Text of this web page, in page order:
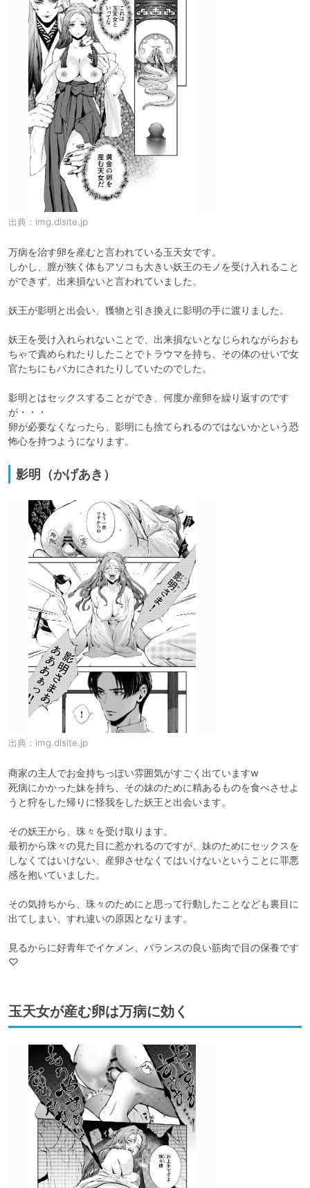
出典： img.dlsite.jp
万病を治す卵を産むと言われている玉天女です。
しかし、膣が狭く体もアソコも大きい妖王のモノを受け入れること
ができず、出来損ないと言われていました。
妖王が影明と出会い、獲物と引き換えに影明の手に渡りました。
妖王を受け入れられないことで、出来損ないとなじられながらおも
ちゃで責められたりしたことでトラウマを持ち、その体のせいで女
官たちにもバカにされたりしていたのでした。
影明とはセックスすることができ、何度か産卵を繰り返すのです
が・・・
卵が必要なくなったら、影明にも捨てられるのではないかという恐
怖心を持つようになります。
影明（かげあき）
出典： img.dlsite.jp
商家の主人でお金持ちっぽい雰囲気がすごく出ていますw
死病にかかった妹を持ち、その妹のために精あるものを食べさせよ
うと狩をした帰りに怪我をした妖王と出会います。
その妖王から、珠々を受け取ります。
最初から珠々の見た目に惹かれるのですが、妹のためにセックスを
しなくてはいけない、産卵させなくてはいけないということに罪悪
感を抱いていました。
その気持ちから、珠々のためにと思って行動したことなども裏目に
出てしまい、すれ違いの原因となります。
見るからに好青年でイケメン、バランスの良い筋肉で目の保養です
♡
玉天女が産む卵は万病に効く